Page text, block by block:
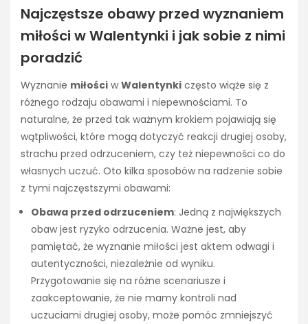
Najczęstsze obawy przed wyznaniem
miłości w Walentynki i jak sobie z nimi
poradzić
Wyznanie miłości w Walentynki często wiąże się z
różnego rodzaju obawami i niepewnościami. To
naturalne, że przed tak ważnym krokiem pojawiają się
wątpliwości, które mogą dotyczyć reakcji drugiej osoby,
strachu przed odrzuceniem, czy też niepewności co do
własnych uczuć. Oto kilka sposobów na radzenie sobie
z tymi najczęstszymi obawami:
Obawa przed odrzuceniem: Jedną z największych
obaw jest ryzyko odrzucenia. Ważne jest, aby
pamiętać, że wyznanie miłości jest aktem odwagi i
autentyczności, niezależnie od wyniku.
Przygotowanie się na różne scenariusze i
zaakceptowanie, że nie mamy kontroli nad
uczuciami drugiej osoby, może pomóc zmniejszyć